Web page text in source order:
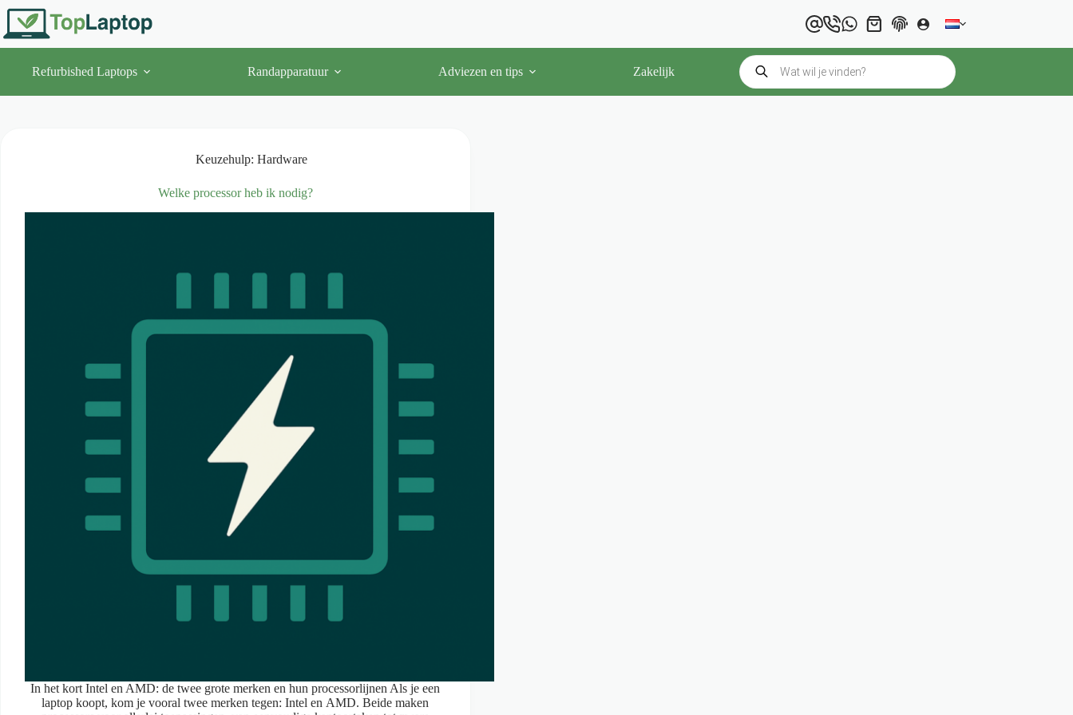
Ga
naar
de
inhoud
Winkelwagen
Refurbished Laptops Randapparatuur Adviezen en tips Zakelijk
Producten
zoeken
Keuzehulp: Hardware
Welke processor heb ik nodig?
In het kort Intel en AMD: de twee grote merken en hun processorlijnen Als je een
laptop koopt, kom je vooral twee merken tegen: Intel en AMD. Beide maken